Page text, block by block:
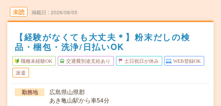
未読 掲載日 2026/08/05
【経験がなくても大丈夫＊】粉末だしの検
品・梱包・洗浄/日払いOK
職種未経験OK 交通費別途支給あり 土日祝日が休み WEB登録OK
派遣
勤務地
広島県山県郡
あき亀山駅から車54分